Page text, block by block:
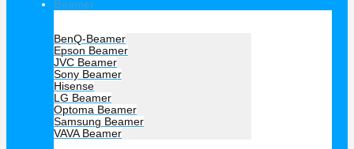
Beamer
BenQ-Beamer
Epson Beamer
JVC Beamer
Sony Beamer
Hisense
LG Beamer
Optoma Beamer
Samsung Beamer
VAVA Beamer